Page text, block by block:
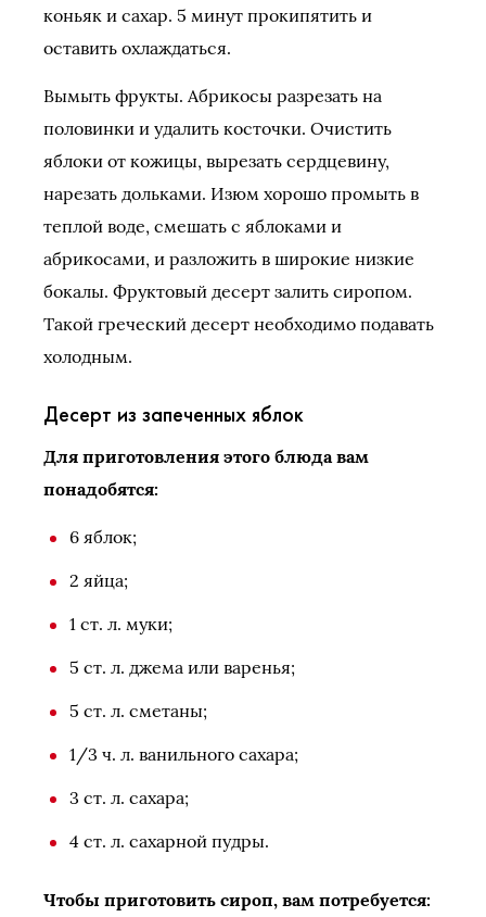
коньяк и сахар. 5 минут прокипятить и
оставить охлаждаться.
Вымыть фрукты. Абрикосы разрезать на
половинки и удалить косточки. Очистить
яблоки от кожицы, вырезать сердцевину,
нарезать дольками. Изюм хорошо промыть в
теплой воде, смешать с яблоками и
абрикосами, и разложить в широкие низкие
бокалы. Фруктовый десерт залить сиропом.
Такой греческий десерт необходимо подавать
холодным.
Десерт из запеченных яблок
Для приготовления этого блюда вам
понадобятся:
6 яблок;
2 яйца;
1 ст. л. муки;
5 ст. л. джема или варенья;
5 ст. л. сметаны;
1/3 ч. л. ванильного сахара;
3 ст. л. сахара;
4 ст. л. сахарной пудры.
Чтобы приготовить сироп, вам потребуется: